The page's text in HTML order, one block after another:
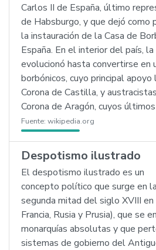
Carlos II de España, último
de Habsburgo, y que dejó como
la instauración de la Casa de
España. En el interior del país,
evolucionó hasta convertirse en
borbónicos, cuyo principal
Corona de Castilla, y
Corona de Aragón, cuyos
Fuente: wikipedia.org
Despotismo ilustrado
El despotismo ilustrado es un
concepto político que surge en la
segunda mitad del siglo XVIII
Francia, Rusia y Prusia), que se
monarquías absolutas y que
sistemas de gobierno del